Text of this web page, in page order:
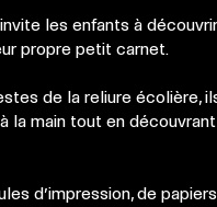
les enfants à
propre petit carnet.
de la reliure écolière,
la main tout en
d’impression, de